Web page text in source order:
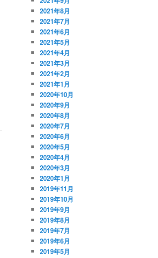
2021年8月
2021年7月
2021年6月
2021年5月
2021年4月
2021年3月
2021年2月
2021年1月
2020年10月
2020年9月
2020年8月
2020年7月
2020年6月
2020年5月
2020年4月
2020年3月
2020年1月
2019年11月
2019年10月
2019年9月
2019年8月
2019年7月
2019年6月
2019年5月